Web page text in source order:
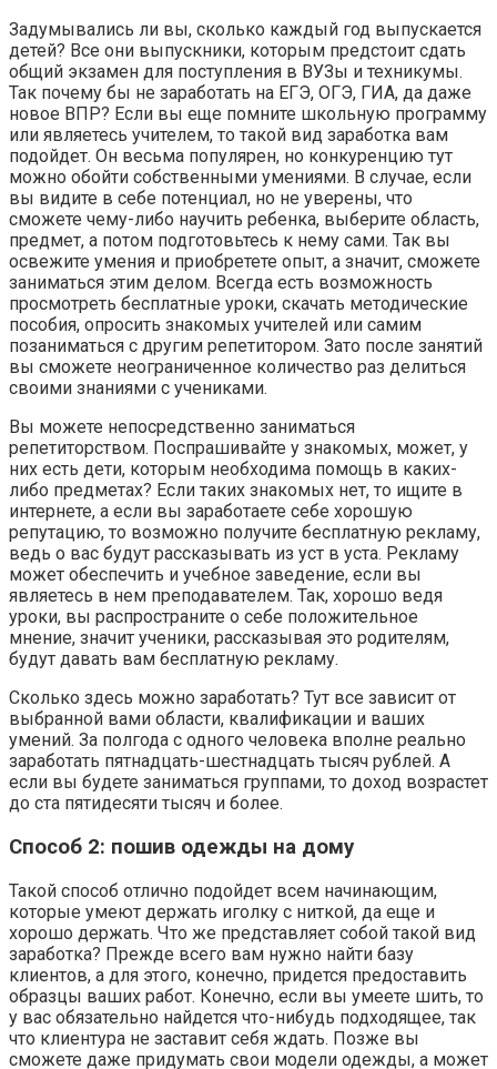
Задумывались ли вы, сколько каждый год выпускается
детей? Все они выпускники, которым предстоит сдать
общий экзамен для поступления в ВУЗы и техникумы.
Так почему бы не заработать на ЕГЭ, ОГЭ, ГИА, да даже
новое ВПР? Если вы еще помните школьную программу
или являетесь учителем, то такой вид заработка вам
подойдет. Он весьма популярен, но конкуренцию тут
можно обойти собственными умениями. В случае, если
вы видите в себе потенциал, но не уверены, что
сможете чему-либо научить ребенка, выберите область,
предмет, а потом подготовьтесь к нему сами. Так вы
освежите умения и приобретете опыт, а значит, сможете
заниматься этим делом. Всегда есть возможность
просмотреть бесплатные уроки, скачать методические
пособия, опросить знакомых учителей или самим
позаниматься с другим репетитором. Зато после занятий
вы сможете неограниченное количество раз делиться
своими знаниями с учениками.
Вы можете непосредственно заниматься
репетиторством. Поспрашивайте у знакомых, может, у
них есть дети, которым необходима помощь в каких-
либо предметах? Если таких знакомых нет, то ищите в
интернете, а если вы заработаете себе хорошую
репутацию, то возможно получите бесплатную рекламу,
ведь о вас будут рассказывать из уст в уста. Рекламу
может обеспечить и учебное заведение, если вы
являетесь в нем преподавателем. Так, хорошо ведя
уроки, вы распространите о себе положительное
мнение, значит ученики, рассказывая это родителям,
будут давать вам бесплатную рекламу.
Сколько здесь можно заработать? Тут все зависит от
выбранной вами области, квалификации и ваших
умений. За полгода с одного человека вполне реально
заработать пятнадцать-шестнадцать тысяч рублей. А
если вы будете заниматься группами, то доход возрастет
до ста пятидесяти тысяч и более.
Способ 2: пошив одежды на дому
Такой способ отлично подойдет всем начинающим,
которые умеют держать иголку с ниткой, да еще и
хорошо держать. Что же представляет собой такой вид
заработка? Прежде всего вам нужно найти базу
клиентов, а для этого, конечно, придется предоставить
образцы ваших работ. Конечно, если вы умеете шить, то
у вас обязательно найдется что-нибудь подходящее, так
что клиентура не заставит себя ждать. Позже вы
сможете даже придумать свои модели одежды, а может